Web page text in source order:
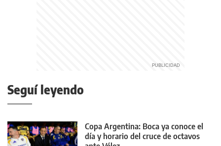
Seguí leyendo
Copa Argentina: Boca ya conoce el
día y horario del cruce de octavos